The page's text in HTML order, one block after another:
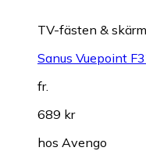
TV-fästen &
Sanus Vuepoint
fr.
689 kr
hos Avengo